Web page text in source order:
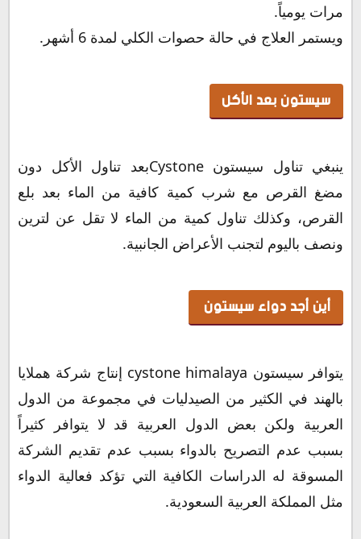
مرات يومياً.
ويستمر العلاج في حالة حصوات الكلي لمدة 6 أشهر.
سيستون بعد الأكل
ينبغي تناول سيستون Cystoneبعد تناول الأكل دون
مضغ القرص مع شرب كمية كافية من الماء بعد بلع
القرص، وكذلك تناول كمية من الماء لا تقل عن لترين
ونصف باليوم لتجنب الأعراض الجانبية.
أين أجد دواء سيستون
يتوافر سيستون cystone himalaya إنتاج شركة هملايا
بالهند في الكثير من الصيدليات في مجموعة من الدول
العربية ولكن بعض الدول العربية قد لا يتوافر كثيراً
بسبب عدم التصريح بالدواء بسبب عدم تقديم الشركة
المسوقة له الدراسات الكافية التي تؤكد فعالية الدواء
مثل المملكة العربية السعودية.